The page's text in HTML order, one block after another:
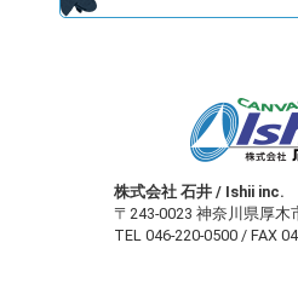
株式会社 石井 / Ishii inc.
〒243-0023 神奈川県厚木
TEL 046-220-0500 / FAX